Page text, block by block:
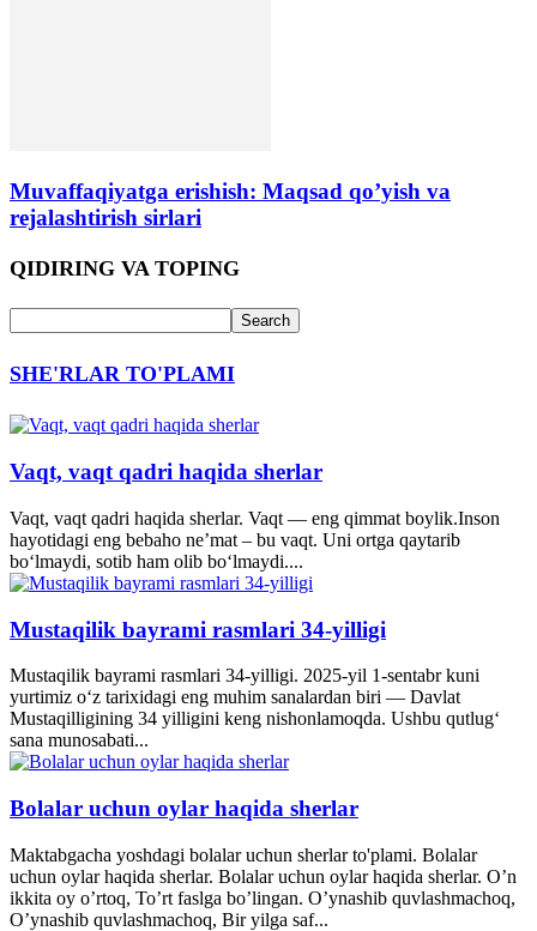
Muvaffaqiyatga erishish: Maqsad qo’yish va
rejalashtirish sirlari
QIDIRING VA TOPING
SHE'RLAR TO'PLAMI
Vaqt, vaqt qadri haqida sherlar
Vaqt, vaqt qadri haqida sherlar. Vaqt — eng qimmat boylik.Inson
hayotidagi eng bebaho ne’mat – bu vaqt. Uni ortga qaytarib
bo‘lmaydi, sotib ham olib bo‘lmaydi....
Mustaqilik bayrami rasmlari 34-yilligi
Mustaqilik bayrami rasmlari 34-yilligi. 2025-yil 1-sentabr kuni
yurtimiz o‘z tarixidagi eng muhim sanalardan biri — Davlat
Mustaqilligining 34 yilligini keng nishonlamoqda. Ushbu qutlug‘
sana munosabati...
Bolalar uchun oylar haqida sherlar
Maktabgacha yoshdagi bolalar uchun sherlar to'plami. Bolalar
uchun oylar haqida sherlar. Bolalar uchun oylar haqida sherlar. O’n
ikkita oy o’rtoq, To’rt faslga bo’lingan. O’ynashib quvlashmachoq,
O’ynashib quvlashmachoq, Bir yilga saf...